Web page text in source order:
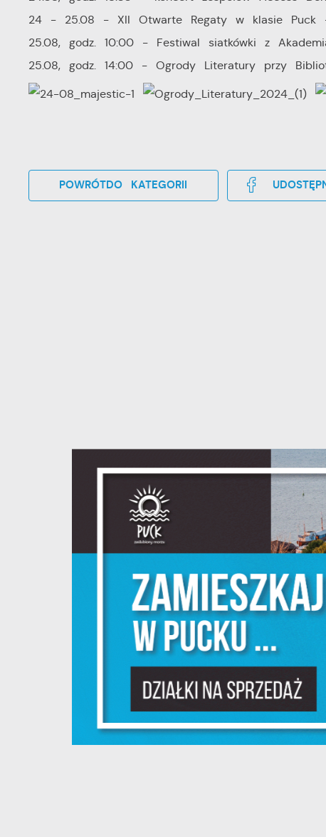
24 - 25.08 - XII Otwarte Regaty w klasie Puck -
25.08, godz. 10:00 - Festiwal siatkówki z
25.08, godz. 14:00 - Ogrody Literatury przy
POWRÓTDO KATEGORII